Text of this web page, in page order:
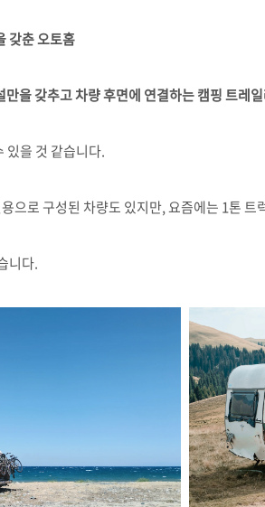
갖춘 오토홈
을 갖추고 차량 후면에 연결하는 캠핑 트레
있을 것 같습니다.
으로 구성된 차량도 있지만, 요즘에는 1톤
니다.